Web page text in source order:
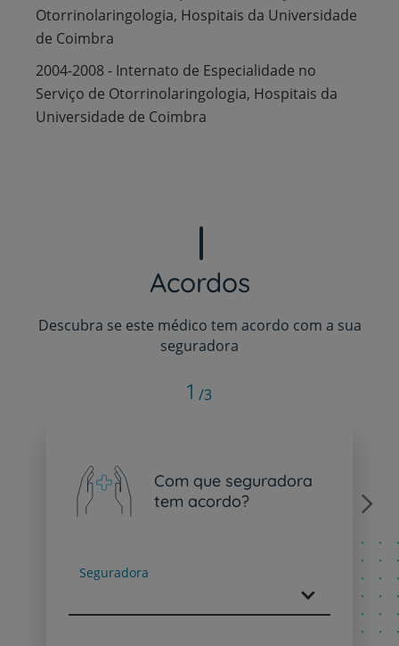
Otorrinolaringologia, Hospitais da Universidade
de Coimbra
2004-2008 - Internato de Especialidade no
Serviço de Otorrinolaringologia, Hospitais da
Universidade de Coimbra
Acordos
Descubra se este médico tem acordo com a sua
seguradora
Com que seguradora
tem acordo?
Seguradora
Next
1 /3